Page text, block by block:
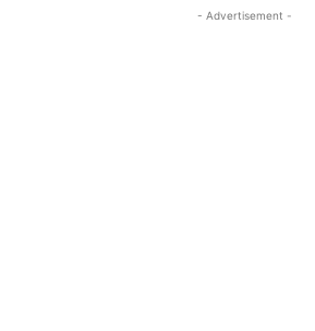
- Advertisement -